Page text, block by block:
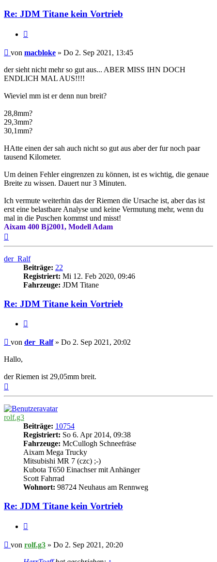
Re: JDM Titane kein Vortrieb
Beitrag
von macbloke » Do 2. Sep 2021, 13:45
der sieht nicht mehr so gut aus... ABER MISS IHN DOCH
ENDLICH MAL AUS!!!!
Wieviel mm ist er denn nun breit?
28,8mm?
29,3mm?
30,1mm?
HAtte einen der sah auch nicht so gut aus aber der fur noch paar
tausend Kilometer.
Um deinen Fehler eingrenzen zu können, ist es wichtig, die genaue
Breite zu wissen. Dauert nur 3 Minuten.
Ich vermute weiterhin das der Riemen die Ursache ist, aber das ist
erst eine belastbare Analyse und keine Vermutung mehr, wenn du
mal in die Puschen kommst und misst!
Aixam 400 Bj2001, Modell Adam
der_Ralf
Beiträge: 22
Registriert: Mi 12. Feb 2020, 09:46
Fahrzeuge: JDM Titane
Re: JDM Titane kein Vortrieb
Beitrag
von der_Ralf» Do 2. Sep 2021, 20:02
Hallo,
der Riemen ist 29,05mm breit.
rolf.g3
Beiträge: 10754
Registriert: So 6. Apr 2014, 09:38
Fahrzeuge: McCullogh Schneefräse
Aixam Mega Trucky
Mitsubishi MR 7 (czc) ;-)
Kubota T650 Einachser mit Anhänger
Scott Fahrrad
Wohnort: 98724 Neuhaus am Rennweg
Re: JDM Titane kein Vortrieb
Beitrag
von rolf.g3 » Do 2. Sep 2021, 20:20